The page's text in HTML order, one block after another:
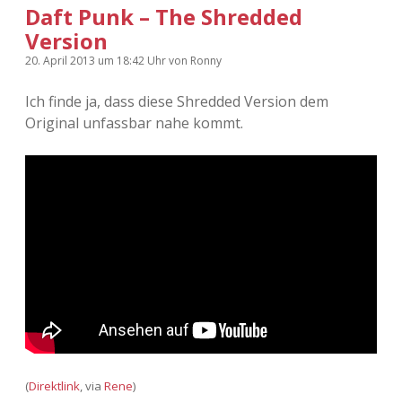
Daft Punk – The Shredded
Version
20. April 2013 um 18:42 Uhrvon Ronny
Ich finde ja, dass diese Shredded Version dem
Original unfassbar nahe kommt.
(Direktlink, via Rene)